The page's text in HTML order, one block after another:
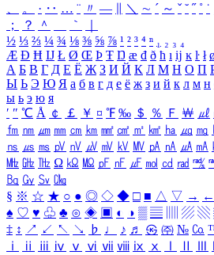
、
。 · ‥ … ¨ 〃 ― ＼ ∼ ´ ～ ˇ ˘ ˝ ˚ ˙
；
？ ＾ ｀
½ ⅓ ⅔ ¼ ¾ ⅛ ⅜ ⅝ ⅞ ¹ ² ³ ⁴ ⁿ ₁ ₂ ₃ ₄
Æ Ð Ħ Ĳ Ł Ø Œ Þ Ŧ Ŋ æ đ ð ħ ı ĳ ĸ ŀ ł
А Б В Г Д Е Ё Ж З И Й К Л М Н О П
Ы Ь Э Ю Я а б в г д е ё ж з и й к л м н
ы ь э ю я
′ ″ ℃ Å ￠ ￡ ￥ ¤ ℉ ‰ ＄ ％ Ｆ ￦ ㎕
㎙ ㎚ ㎛ ㎜ ㎝ ㎞ ㎟ ㎠ ㎡ ㎢ ㏊ ㎍ ㎎
㎱ ㎲ ㎳ ㎴ ㎵ ㎶ ㎷ ㎸ ㎹ ㎀ ㎁ ㎂ ㎃
㎒ ㎓ ㎔ Ω ㏀ ㏁ ㎊ ㎋ ㎌ ㏖ ㏅ ㎭ ㎮
㏃ ㏉ ㏜ ㏆
§ ※ ☆ ★ ○ ● ◎ ◇ ◆ □ ■ △ ▽ → ←
♠ ♡ ♥ ♧ ♣ ⊙ ◈ ▣ ◐ ◑ ▒ ▤ ▨ ▧
‡ ↕ ↗ ↙ ↖ ↘ ♭ ♩ ♪ ♬ ㉿ ㈜ № ㏇
ⅰ
ⅱ ⅲ ⅳ ⅴ ⅵ ⅶ ⅷ ⅸ ⅹ